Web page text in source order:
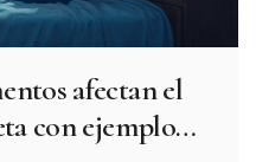
afectan el
con ejemplos